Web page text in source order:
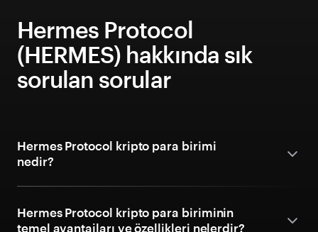
Hermes Protocol
(HERMES) hakkında sık
sorulan sorular
Hermes Protocol kripto para birimi
nedir?
Hermes Protocol kripto para biriminin
temel avantajları ve özellikleri nelerdir?